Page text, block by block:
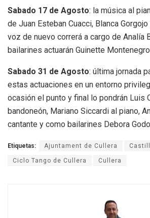
Sabado 17 de Agosto: la música al
de Juan Esteban Cuacci, Blanca
voz de nuevo correrá a cargo de Analía
bailarines actuarán Guinette
Sabado 31 de Agosto: última jornada
estas actuaciones en un entorno
ocasión el punto y final lo pondrán Luis
bandoneón, Mariano Siccardi al piano,
cantante y como bailarines Debora
Etiquetas: Ajuntament de Cullera
Ciclo Tango de Cullera Cullera